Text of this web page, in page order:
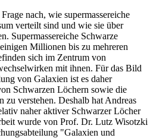
nach, wie supermassereiche
verteilt sind und wie sie über
Supermassereiche Schwarze
Millionen bis zu mehreren
sich im Zentrum von
mit ihnen. Für das Bild
von Galaxien ist es daher
Schwarzen Löchern sowie die
zu verstehen. Deshalb hat Andreas
naher aktiver Schwarzer Löcher
wurde von Prof. Dr. Lutz Wisotzki
"Galaxien und